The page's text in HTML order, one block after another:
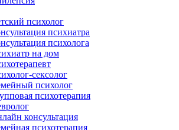
психолог
психиатра
психолога
на дом
сексолог
психолог
психотерапия
консультация
психотерапия